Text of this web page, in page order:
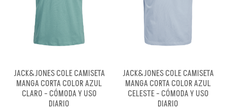
JACK&JONES COLE CAMISETA
MANGA CORTA COLOR AZUL
CLARO - CÓMODA Y USO
DIARIO
JACK&JONES COLE CAMISETA
MANGA CORTA COLOR AZUL
CELESTE - CÓMODA Y USO
DIARIO